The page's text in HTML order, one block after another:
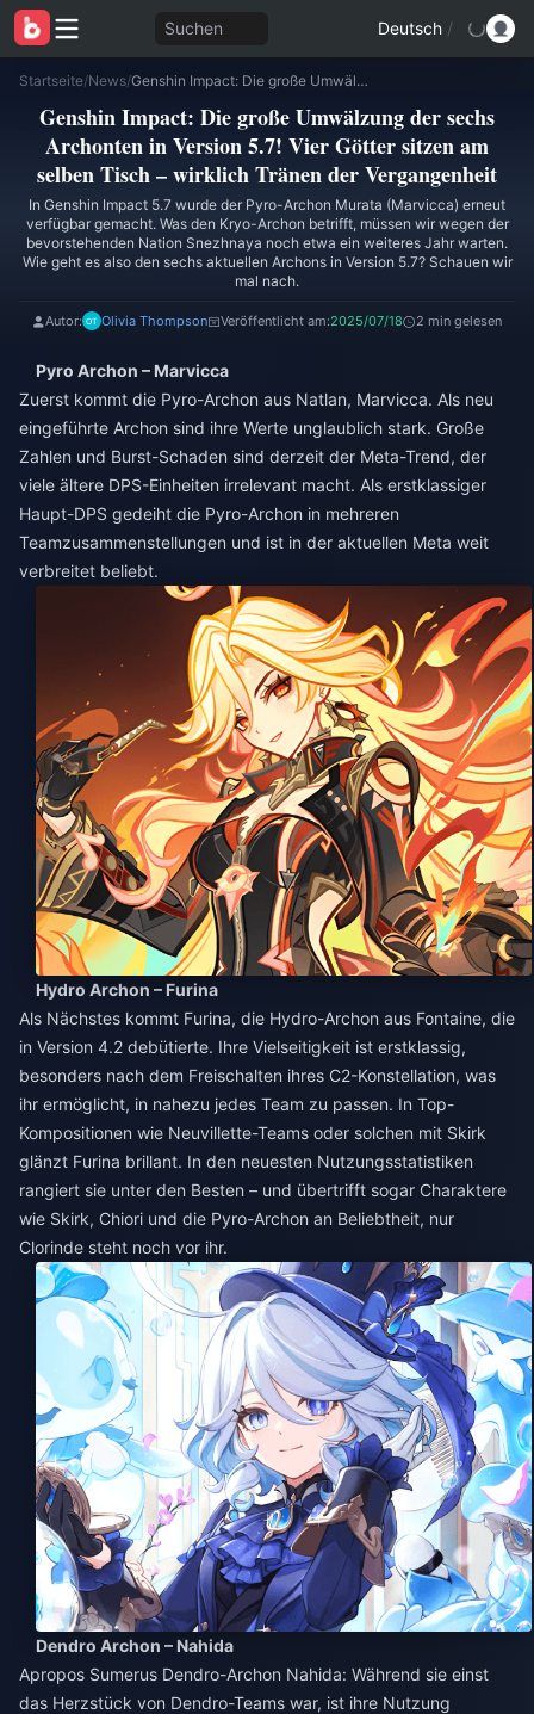
Suchen Deutsch /
Startseite/News/ Genshin Impact: Die große Umwälzung der sechs Archonten in Version 5.7! Vier Götter sitzen am selben Tisch – wirklich Tränen der Vergangenheit
Genshin Impact: Die große Umwälzung der sechs
Archonten in Version 5.7! Vier Götter sitzen am
selben Tisch – wirklich Tränen der Vergangenheit
In Genshin Impact 5.7 wurde der Pyro-Archon Murata (Marvicca) erneut
verfügbar gemacht. Was den Kryo-Archon betrifft, müssen wir wegen der
bevorstehenden Nation Snezhnaya noch etwa ein weiteres Jahr warten.
Wie geht es also den sechs aktuellen Archons in Version 5.7? Schauen wir
mal nach.
Autor: Olivia Thompson Veröffentlicht am:2025/07/18 2 min gelesen
Pyro Archon – Marvicca
Zuerst kommt die Pyro-Archon aus Natlan, Marvicca. Als neu
eingeführte Archon sind ihre Werte unglaublich stark. Große
Zahlen und Burst-Schaden sind derzeit der Meta-Trend, der
viele ältere DPS-Einheiten irrelevant macht. Als erstklassiger
Haupt-DPS gedeiht die Pyro-Archon in mehreren
Teamzusammenstellungen und ist in der aktuellen Meta weit
verbreitet beliebt.
Hydro Archon – Furina
Als Nächstes kommt Furina, die Hydro-Archon aus Fontaine, die
in Version 4.2 debütierte. Ihre Vielseitigkeit ist erstklassig,
besonders nach dem Freischalten ihres C2-Konstellation, was
ihr ermöglicht, in nahezu jedes Team zu passen. In Top-
Kompositionen wie Neuvillette-Teams oder solchen mit Skirk
glänzt Furina brillant. In den neuesten Nutzungsstatistiken
rangiert sie unter den Besten – und übertrifft sogar Charaktere
wie Skirk, Chiori und die Pyro-Archon an Beliebtheit, nur
Clorinde steht noch vor ihr.
Dendro Archon – Nahida
Apropos Sumerus Dendro-Archon Nahida: Während sie einst
das Herzstück von Dendro-Teams war, ist ihre Nutzung